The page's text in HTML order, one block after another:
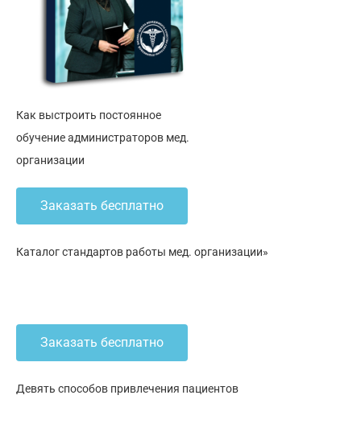
Как выстроить постоянное
обучение администраторов мед.
организации
Заказать бесплатно
Каталог стандартов работы мед. организации»
Заказать бесплатно
Девять способов привлечения пациентов